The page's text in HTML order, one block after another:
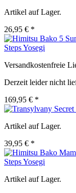
Artikel auf Lager.
26,95 € *
Steps Yosegi
Versandkostenfreie
Derzeit leider nicht
169,95 € *
Artikel auf Lager.
39,95 € *
Steps Yosegi
Artikel auf Lager.